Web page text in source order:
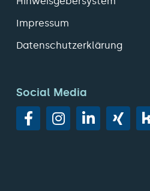
Impressum
Datenschutzerklärung
Social Media